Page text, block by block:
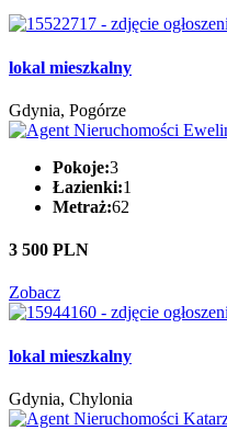
lokal mieszkalny
Gdynia, Pogórze
Pokoje:3
Łazienki:1
Metraż:62
3 500 PLN
Zobacz
lokal mieszkalny
Gdynia, Chylonia